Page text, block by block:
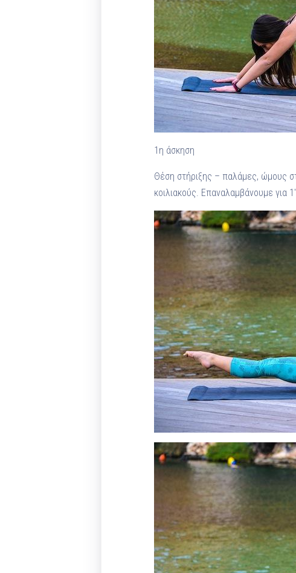
1η άσκηση
Θέση στήριξης – παλάμες, ώμους
κοιλιακούς. Επαναλαμβάνουμε για